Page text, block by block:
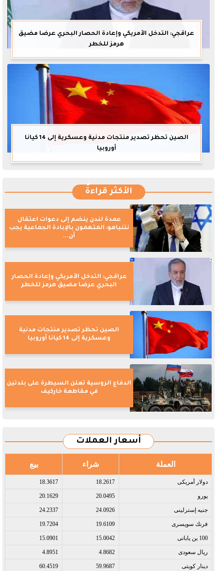
عراقجي: التدخل الأمريكي وإعادة الحصار البحري عرضا مضيق
هرمز للخطر
الصين تحظر تصدير منتجات مدنية وعسكرية إلى 14 كيانا
أوروبيا
الأكثر قراءةً
عمدة لندن ينضم إلى دعوات اعتقال
نتنياهو: المتهمون بالإبادة الجماعية يجب
أن...
عراقجي: التدخل الأمريكي وإعادة الحصار
البحري عرضا مضيق هرمز للخطر
الصين تحظر تصدير منتجات مدنية
وعسكرية إلى 14 كيانا أوروبيا
الدفاع الروسية تعلن السيطرة على بلدتين
في مقاطعة خاركيف
أسعار العملات
العملة شراء بيع
دولار أمريكى​ 18.2617
18.3617
يورو​ 20.0495
20.1629
جنيه إسترلينى​ 24.0926
24.2337
فرنك سويسرى​ 19.6109
19.7204
100 ين يابانى​ 15.0042
15.0901
ريال سعودى​ 4.8682
4.8951
دينار كويتى​ 59.9687
60.4519